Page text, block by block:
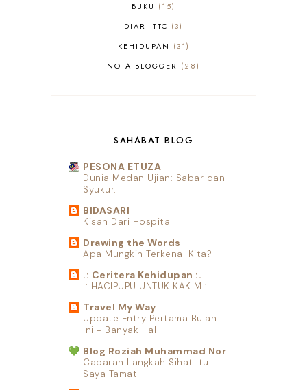
BUKU
15
DIARI TTC
3
KEHIDUPAN
31
NOTA BLOGGER
28
SAHABAT BLOG
PESONA ETUZA
Dunia Medan Ujian: Sabar dan
Syukur.
BIDASARI
Kisah Dari Hospital
Drawing the Words
Apa Mungkin Terkenal Kita?
.: Ceritera Kehidupan :.
.: HACIPUPU UNTUK KAK M :.
Travel My Way
Update Entry Pertama Bulan
Ini - Banyak Hal
Blog Roziah Muhammad Nor
Cabaran Langkah Sihat Itu
Saya Tamat